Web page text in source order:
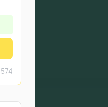
1574